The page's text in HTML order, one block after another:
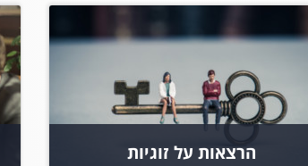
הרצאות על זוגיות